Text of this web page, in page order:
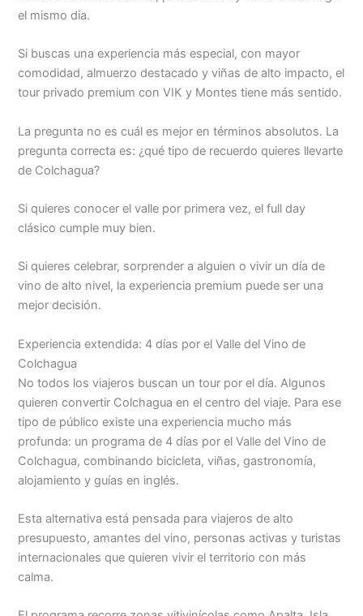
el mismo día.
Si buscas una experiencia más especial, con mayor
comodidad, almuerzo destacado y viñas de alto impacto, el
tour privado premium con VIK y Montes tiene más sentido.
La pregunta no es cuál es mejor en términos absolutos. La
pregunta correcta es: ¿qué tipo de recuerdo quieres llevarte
de Colchagua?
Si quieres conocer el valle por primera vez, el full day
clásico cumple muy bien.
Si quieres celebrar, sorprender a alguien o vivir un día de
vino de alto nivel, la experiencia premium puede ser una
mejor decisión.
Experiencia extendida: 4 días por el Valle del Vino de
Colchagua
No todos los viajeros buscan un tour por el día. Algunos
quieren convertir Colchagua en el centro del viaje. Para ese
tipo de público existe una experiencia mucho más
profunda: un programa de 4 días por el Valle del Vino de
Colchagua, combinando bicicleta, viñas, gastronomía,
alojamiento y guías en inglés.
Esta alternativa está pensada para viajeros de alto
presupuesto, amantes del vino, personas activas y turistas
internacionales que quieren vivir el territorio con más
calma.